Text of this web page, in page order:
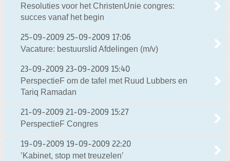
Resoluties voor het ChristenUnie congres:
succes vanaf het begin
25-09-2009 25-09-2009 17:06
Vacature: bestuurslid Afdelingen (m/v)
23-09-2009 23-09-2009 15:40
PerspectieF om de tafel met Ruud Lubbers en
Tariq Ramadan
21-09-2009 21-09-2009 15:27
PerspectieF Congres
19-09-2009 19-09-2009 22:20
’Kabinet, stop met treuzelen’